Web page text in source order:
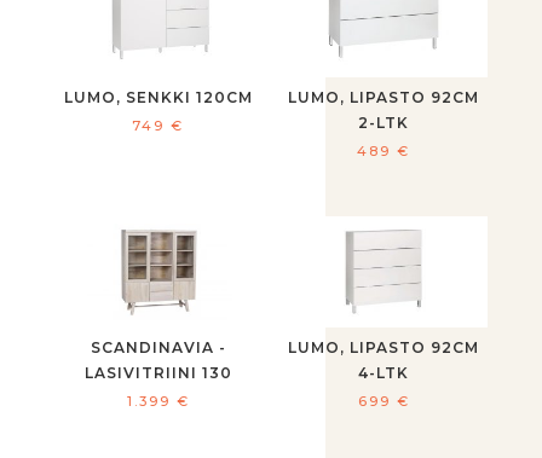
LUMO, SENKKI 120CM
749€
LUMO, LIPASTO 92CM
2-LTK
489€
SCANDINAVIA -
LASIVITRIINI 130
1.399 €
LUMO, LIPASTO 92CM
4-LTK
699 €